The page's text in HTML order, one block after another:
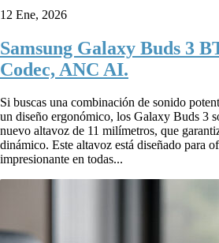
12 Ene, 2026
Samsung Galaxy Buds 3
Codec, ANC AI.
Si buscas una combinación de sonido
un diseño ergonómico, los Galaxy Buds 3
nuevo altavoz de 11 milímetros, que
dinámico. Este altavoz está diseñado para
impresionante en todas...